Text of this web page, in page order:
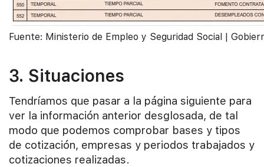
Fuente: Ministerio de Empleo y Seguridad Social |
3. Situaciones
Tendríamos que pasar a la página siguiente para
ver la información anterior desglosada, de tal
modo que podemos comprobar bases y tipos
de cotización, empresas y periodos trabajados y
cotizaciones realizadas.